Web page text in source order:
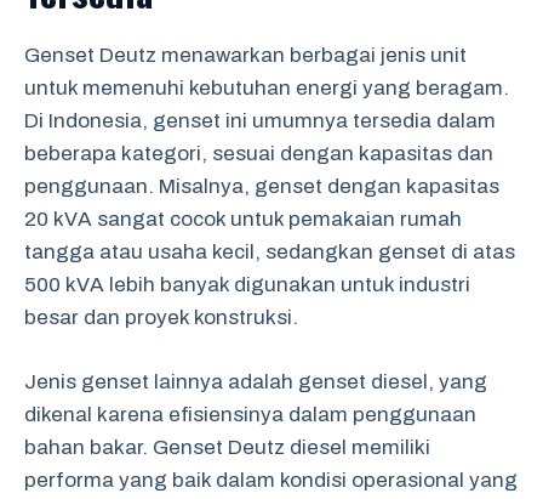
Genset Deutz menawarkan berbagai jenis unit
untuk memenuhi kebutuhan energi yang beragam.
Di Indonesia, genset ini umumnya tersedia dalam
beberapa kategori, sesuai dengan kapasitas dan
penggunaan. Misalnya, genset dengan kapasitas
20 kVA sangat cocok untuk pemakaian rumah
tangga atau usaha kecil, sedangkan genset di atas
500 kVA lebih banyak digunakan untuk industri
besar dan proyek konstruksi.
Jenis genset lainnya adalah genset diesel, yang
dikenal karena efisiensinya dalam penggunaan
bahan bakar. Genset Deutz diesel memiliki
performa yang baik dalam kondisi operasional yang